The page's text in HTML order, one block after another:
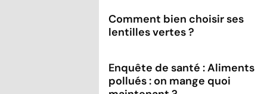
Comment bien choisir ses
lentilles vertes ?
Enquête de santé : Aliments
pollués : on mange quoi